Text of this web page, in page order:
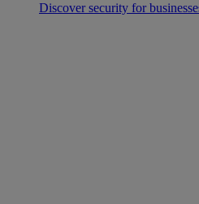
Discover security for